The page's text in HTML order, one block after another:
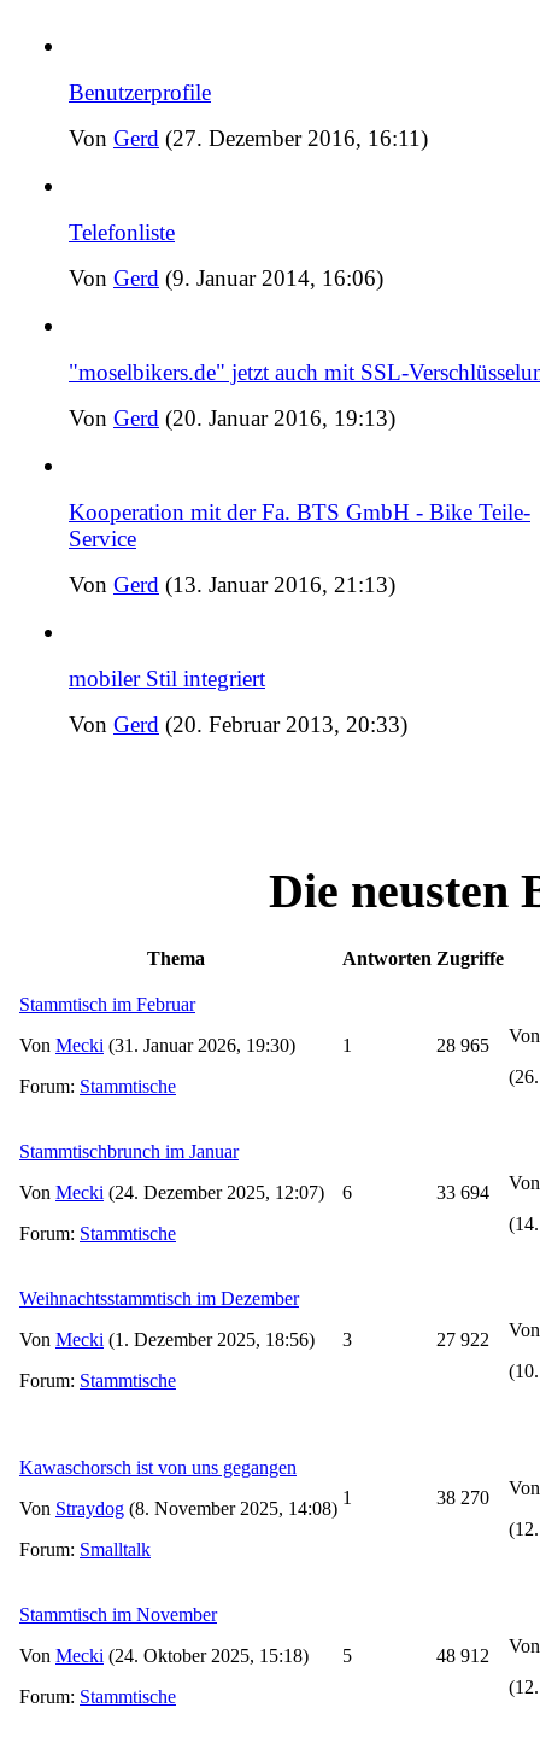
Benutzerprofile
Von Gerd (27. Dezember 2016, 16:11)
Telefonliste
Von Gerd (9. Januar 2014, 16:06)
"moselbikers.de" jetzt auch mit SSL-
Von Gerd (20. Januar 2016, 19:13)
Kooperation mit der Fa. BTS GmbH - Bike Teile-
Service
Von Gerd (13. Januar 2016, 21:13)
mobiler Stil integriert
Von Gerd (20. Februar 2013, 20:33)
Die neusten
Thema Antworten Zugriffe
Stammtisch im Februar
Von Mecki (31. Januar 2026, 19:30)
Forum: Stammtische
1 28 965
Stammtischbrunch im Januar
Von Mecki (24. Dezember 2025, 12:07)
Forum: Stammtische
6 33 694
Weihnachtsstammtisch im Dezember
Von Mecki (1. Dezember 2025, 18:56)
Forum: Stammtische
3 27 922
Kawaschorsch ist von uns gegangen
Von Straydog (8. November 2025, 14:08)
Forum: Smalltalk
1 38 270
Stammtisch im November
Von Mecki (24. Oktober 2025, 15:18)
Forum: Stammtische
5 48 912